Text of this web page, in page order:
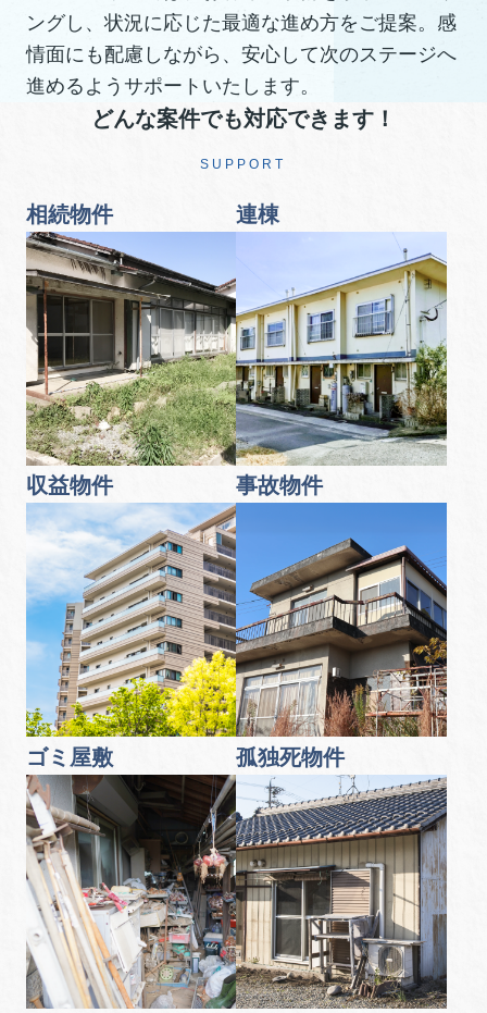
ングし、状況に応じた最適な進め方をご提案。感
情面にも配慮しながら、安心して次のステージへ
進めるようサポートいたします。
どんな案件でも対応できます！
SUPPORT
相続物件 連棟
収益物件 事故物件
ゴミ屋敷 孤独死物件